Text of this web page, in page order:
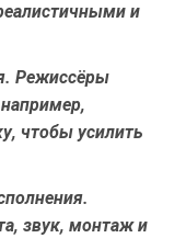
и
Режиссёры
чтобы усилить
звук, монтаж и